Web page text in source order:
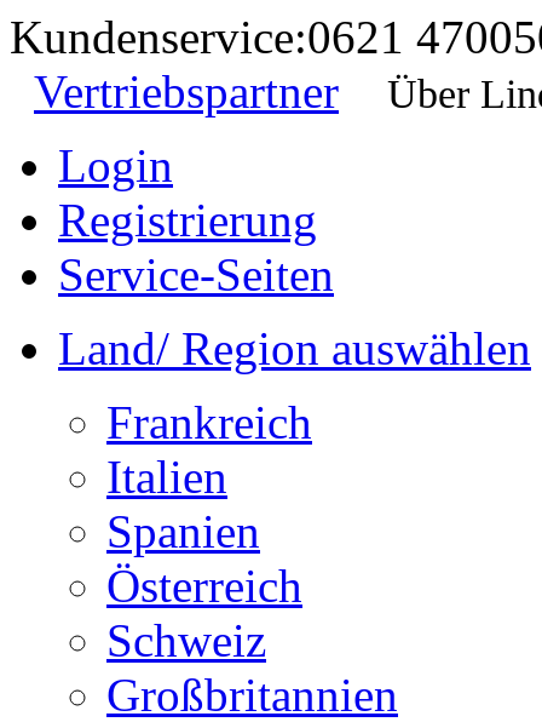
Kundenservice:0621
Vertriebspartner
Über
Login
Registrierung
Service-Seiten
Land/ Region auswählen
Frankreich
Italien
Spanien
Österreich
Schweiz
Großbritannien